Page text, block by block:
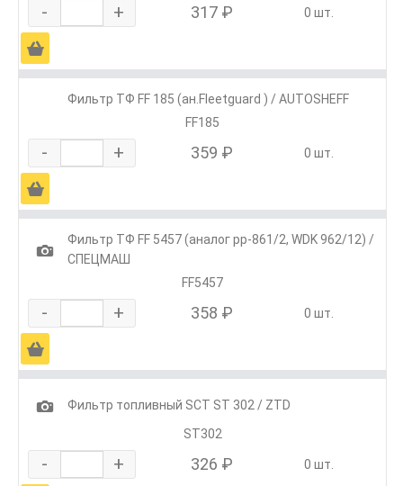
- + 317 ₽ 0 шт.
Ä
Фильтр ТФ FF 185 (ан.Fleetguard ) / AUTOSHEFF
FF185
- + 359 ₽ 0 шт.
Ä
1
Фильтр ТФ FF 5457 (аналог pp-861/2, WDK 962/12) /
СПЕЦМАШ
FF5457
- + 358 ₽ 0 шт.
Ä
1
Фильтр топливный SCT ST 302 / ZTD
SТ302
- + 326 ₽ 0 шт.